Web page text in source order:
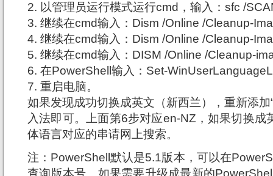
2. 以管理员运行模式运行cmd，输入：sfc /
3. 继续在cmd输入：Dism /Online /Cleanup-
4. 继续在cmd输入：Dism /Online /Cleanup-
5. 继续在cmd输入：DISM /Online /Cleanup-
6. 在PowerShell输入：Set-
7. 重启电脑。
如果发现成功切换成英文（新西兰），重新添加
入法即可。上面第6步对应en-NZ，如果切换成
体语言对应的串请网上搜索。
注：PowerShell默认是5.1版本，可以在
查询版本号。如果需要升级成最新的